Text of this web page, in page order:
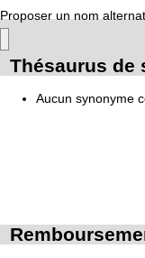
Proposer un nom
Thésaurus de
Aucun synonyme